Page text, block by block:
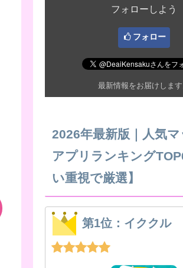
フォローしよう
フォロー
最新情報をお届けします
2026年最新版｜人気
アプリランキング
い重視で厳選】
第1位：イククル